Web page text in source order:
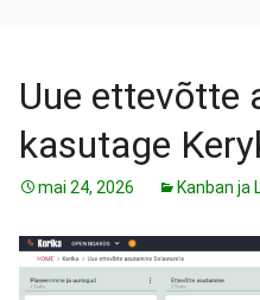
Uue ettevõtte
kasutage
mai 24, 2026 Kanban ja